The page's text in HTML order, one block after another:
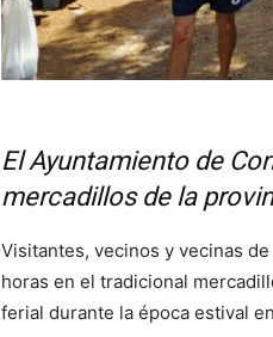
El Ayuntamiento de
mercadillos de la
Visitantes, vecinos y vecinas
horas en el tradicional
ferial durante la época estival